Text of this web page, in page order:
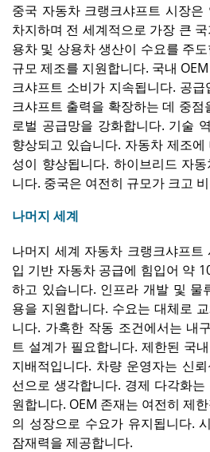
중국 자동차 크랭크샤프트 시장
차지하며 전 세계적으로 가장 큰
용차 및 상용차 생산이 수요를 주
규모 제조를 지원합니다. 국내
크샤프트 소비가 지속됩니다. 공
크샤프트 출력을 확장하는 데 중점
로벌 공급망을 강화합니다. 기술
향상되고 있습니다. 자동차 제조
성이 향상됩니다. 하이브리드 자
니다. 중국은 여전히 ​​규모가 크고
나머지 세계
나머지 세계 자동차 크랭크샤프
입 기반 자동차 공급에 힘입어 약
하고 있습니다. 인프라 개발 및 물
용을 지원합니다. 수요는 대체로
니다. 가혹한 작동 조건에서는 내
트 설계가 필요합니다. 제한된 국
지배적입니다. 차량 운영자는 신
선으로 생각합니다. 경제 다각화
원합니다. OEM 존재는 여전히 제
의 성장으로 수요가 유지됩니다.
잠재력을 제공합니다.